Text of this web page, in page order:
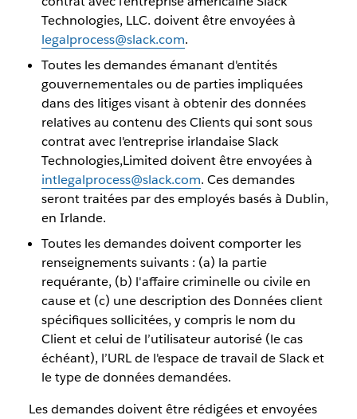
Technologies, LLC. doivent être envoyées à
legalprocess@slack.com.
Toutes les demandes émanant d'entités
gouvernementales ou de parties impliquées
dans des litiges visant à obtenir des données
relatives au contenu des Clients qui sont sous
contrat avec l'entreprise irlandaise Slack
Technologies,Limited doivent être envoyées à
intlegalprocess@slack.com. Ces demandes
seront traitées par des employés basés à Dublin,
en Irlande.
Toutes les demandes doivent comporter les
renseignements suivants : (a) la partie
requérante, (b) l'affaire criminelle ou civile en
cause et (c) une description des Données client
spécifiques sollicitées, y compris le nom du
Client et celui de l’utilisateur autorisé (le cas
échéant), l’URL de l'espace de travail de Slack et
le type de données demandées.
Les demandes doivent être rédigées et envoyées